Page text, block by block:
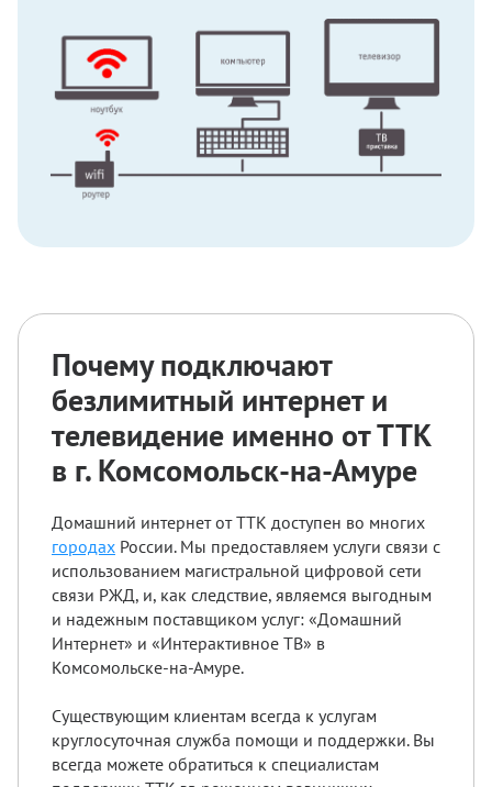
Почему подключают
безлимитный интернет и
телевидение именно от ТТК
в г. Комсомольск-на-Амуре
Домашний интернет от ТТК доступен во многих
городах России. Мы предоставляем услуги связи с
использованием магистральной цифровой сети
связи РЖД, и, как следствие, являемся выгодным
и надежным поставщиком услуг: «Домашний
Интернет» и «Интерактивное ТВ» в
Комсомольске-на-Амуре.
Существующим клиентам всегда к услугам
круглосуточная служба помощи и поддержки. Вы
всегда можете обратиться к специалистам